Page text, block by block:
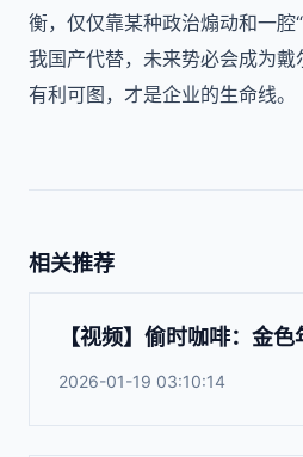
衡，仅仅靠某种政治煽动和一腔
我国产代替，未来势必会成为
有利可图，才是企业的生命线。
相关推荐
【视频】偷时咖啡：金
2026-01-19 03:10:14